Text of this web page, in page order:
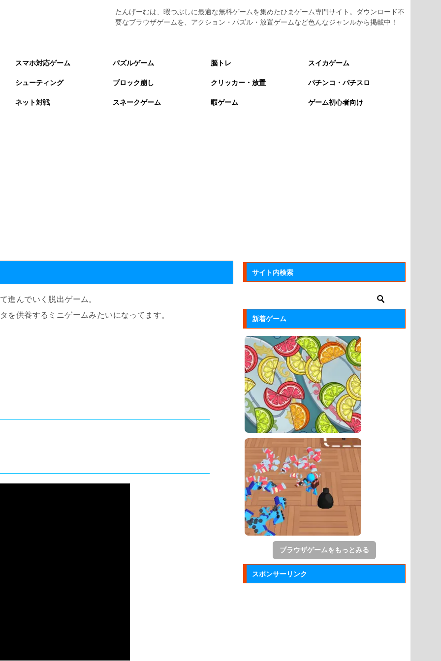
たんげーむは、暇つぶしに最適な無料ゲームを集めたひまゲーム専門サイト。ダウンロード不
要なブラウザゲームを、アクション・パズル・放置ゲームなど色んなジャンルから掲載中！
スマホ対応ゲーム パズルゲーム 脳トレ スイカゲーム
シューティング ブロック崩し クリッカー・放置 パチンコ・パチスロ
ネット対戦 スネークゲーム 暇ゲーム ゲーム初心者向け
進んでいく脱出ゲーム。
を供養するミニゲームみたいになってます。
サイト内検索
新着ゲーム
ブラウザゲームをもっとみる
スポンサーリンク